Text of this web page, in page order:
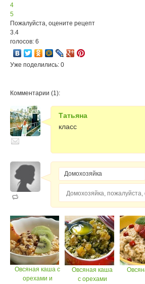
4
5
Пожалуйста, оцените рецепт
3.4
голосов: 6
Уже поделились: 0
Комментарии (1):
Татьяна
класс
Овсяная каша с
орехами и
Овсяная каша
с орехами